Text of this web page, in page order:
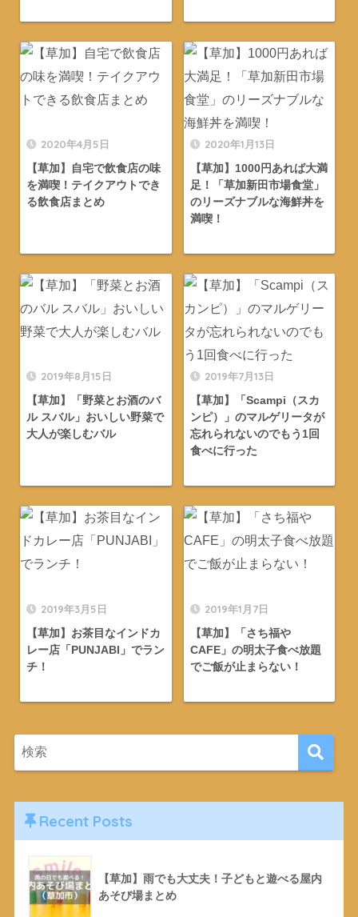
2020年4月5日
【草加】自宅で飲食店の味
を満喫！テイクアウトでき
る飲食店まとめ
2020年1月13日
【草加】1000円あれば大満
足！「草加新田市場食堂」
のリーズナブルな海鮮丼を
満喫！
2019年8月15日
【草加】「野菜とお酒のバ
ル スバル」おいしい野菜で
大人が楽しむバル
2019年7月13日
【草加】「Scampi（スカ
ンピ）」のマルゲリータが
忘れられないのでもう1回
食べに行った
2019年3月5日
【草加】お茶目なインドカ
レー店「PUNJABI」でラン
チ！
2019年1月7日
【草加】「さち福や
CAFE」の明太子食べ放題
でご飯が止まらない！
Recent Posts
【草加】雨でも大丈夫！子どもと遊べる屋内
あそび場まとめ